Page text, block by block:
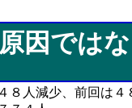
因では
８人減少、前回は４